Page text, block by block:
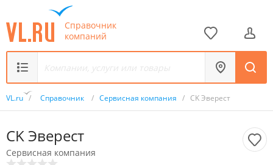
Справочник
компаний
VL.ru / Справочник / Сервисная компания / СK Эверест
СK Эверест
Сервисная компания